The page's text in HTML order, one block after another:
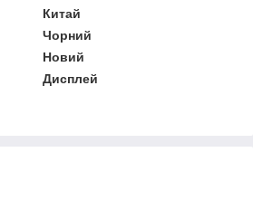
Китай
Чорний
Новий
Дисплей